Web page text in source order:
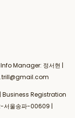
Manager: 정서현 |
| Business Registration
서울송파-00609 |